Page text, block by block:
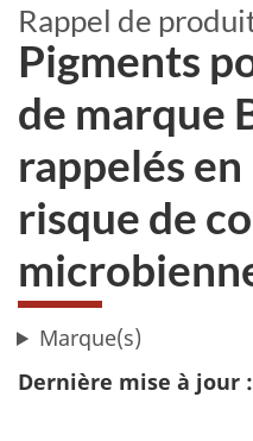
Rappel de
Pigments
de marque
rappelés en
risque de
Marque(s)
Dernière mise à jour